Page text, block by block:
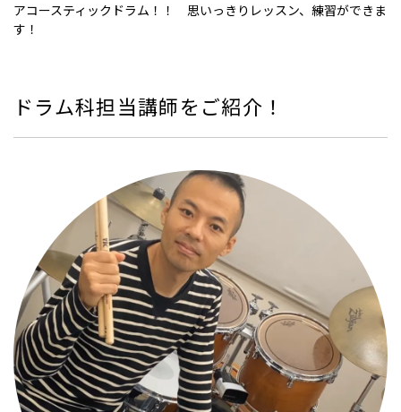
アコースティックドラム！！ 思いっきりレッスン、練習ができま
す！
ドラム科担当講師をご紹介！